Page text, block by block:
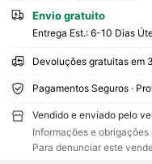
Envio gratuito
Entrega Est.: 6-10 Dias
Devoluções gratuitas em
Pagamentos Seguros ·
Vendido e enviado pelo
Informações e
Para denunciar este